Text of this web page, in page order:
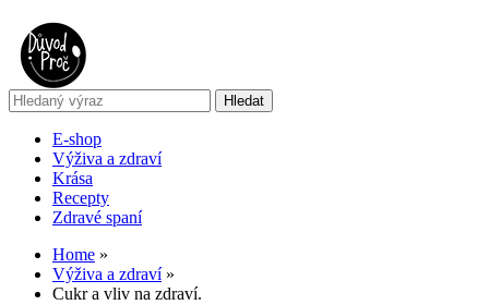
E-shop
Výživa a zdraví
Krása
Recepty
Zdravé spaní
Home »
Výživa a zdraví»
Cukr a vliv na zdraví.